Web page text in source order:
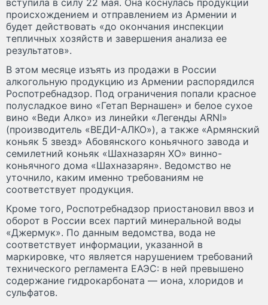
вступила в силу 22 мая. Она коснулась продукции
происхождением и отправлением из Армении и
будет действовать «до окончания инспекции
тепличных хозяйств и завершения анализа ее
результатов».
В этом месяце изъять из продажи в России
алкогольную продукцию из Армении распорядился
Роспотребнадзор. Под ограничения попали красное
полусладкое вино «Гетап Вернашен» и белое сухое
вино «Веди Алко» из линейки «Легенды ARNI»
(производитель «ВЕДИ-АЛКО»), а также «Армянский
коньяк 5 звезд» Абовянского коньячного завода и
семилетний коньяк «Шахназарян ХО» винно-
коньячного дома «Шахназарян». Ведомство не
уточнило, каким именно требованиям не
соответствует продукция.
Кроме того, Роспотребнадзор приостановил ввоз и
оборот в России всех партий минеральной воды
«Джермук». По данным ведомства, вода не
соответствует информации, указанной в
маркировке, что является нарушением требований
технического регламента ЕАЭС: в ней превышено
содержание гидрокарбоната — иона, хлоридов и
сульфатов.